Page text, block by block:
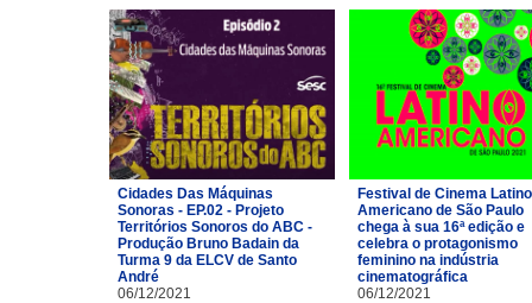
Cidades Das Máquinas
Sonoras - EP.02 - Projeto
Territórios Sonoros do ABC -
Produção Bruno Badain da
Turma 9 da ELCV de Santo
André
06/12/2021
Festival de Cinema
Americano de São Paulo
chega à sua 16ª edição e
celebra o protagonismo
feminino na indústria
cinematográfica
06/12/2021